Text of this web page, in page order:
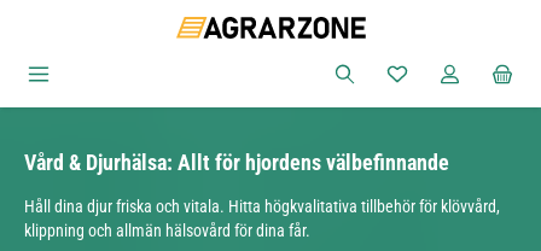
Du har 0 objekt i
Vård & Djurhälsa: Allt för hjordens välbefinnande
Håll dina djur friska och vitala. Hitta högkvalitativa tillbehör för klövvård,
klippning och allmän hälsovård för dina får.